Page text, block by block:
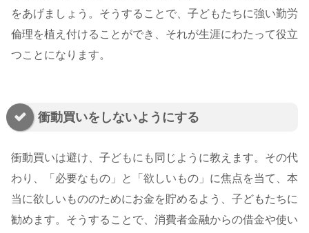
をあげましょう。そうすることで、子どもたちに強い勤労
倫理を植え付けることができ、それが生涯にわたって役立
つことになります。
衝動買いをしないようにする
衝動買いは避け、子どもにも同じように教えます。その代
わり、「必要なもの」と「欲しいもの」に焦点を当て、本
当に欲しいもののためにお金を貯めるよう、子どもたちに
勧めます。そうすることで、消費者金融からの借金や使い